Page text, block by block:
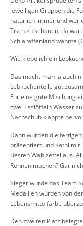
jeweiligen Gruppen die
natürlich immer und wer
Tisch zu schauen, da
Schlaraffenland wähnte
Wie klebe ich ein
Das macht man ja auch
Lebkuchenteile gut
Für eine gute Mischung
zwei Esslöffeln Wasser
Nachschub klappte
Dann wurden die
präsentiert und Kathi mit
Besten Wahlzettel aus.
Rennen machen? Gar
Sieger wurde das Team
Medaillen wurden von
Lebensmittelfarbe
Den zweiten Platz